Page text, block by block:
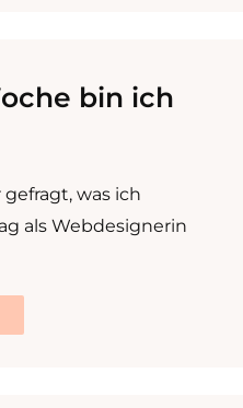
bin ich
was ich
als Webdesignerin